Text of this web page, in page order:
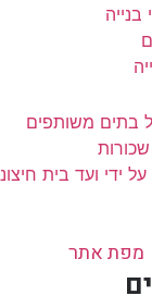
בנייה
בתים משותפים
ידי ועד בית חיצוני
מפת אתר